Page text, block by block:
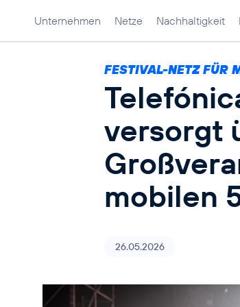
Unternehmen Netze Nachhaltigkeit
FESTIVAL-NETZ FÜR
versorgt
mobilen
26.05.2026